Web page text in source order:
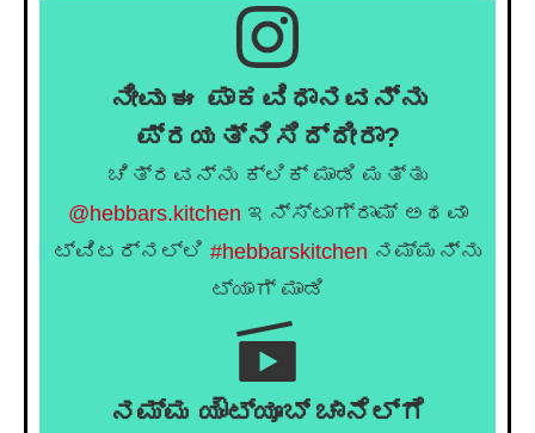
ನೀವು ಈ ಪಾಕವಿಧಾನವನ್ನು
ಪ್ರಯತ್ನಿಸಿದ್ದೀರಾ?
ಚಿತ್ರವನ್ನು ಕ್ಲಿಕ್ ಮಾಡಿ ಮತ್ತು
@hebbars.kitchen ಇನ್ಸ್ಟಾಗ್ರಾಮ್ ಅಥವಾ
ಟ್ವಿಟರ್‌ನಲ್ಲಿ #hebbarskitchen ನಮ್ಮನ್ನು
ಟ್ಯಾಗ್ ಮಾಡಿ
ನಮ್ಮ ಯೌಟ್ಯೂಬ್ ಚಾನೆಲ್ಗೆ